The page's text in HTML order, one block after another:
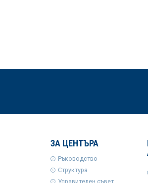
ЗА ЦЕНТЪРА
Ръководство
Структура
Управителен съвет